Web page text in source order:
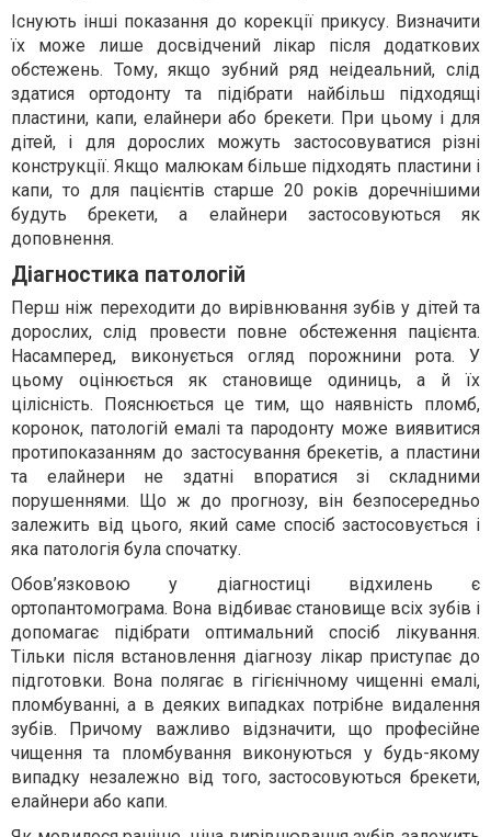
Існують інші показання до корекції прикусу. Визначити
їх може лише досвідчений лікар після додаткових
обстежень. Тому, якщо зубний ряд неідеальний, слід
здатися ортодонту та підібрати найбільш підходящі
пластини, капи, елайнери або брекети. При цьому і для
дітей, і для дорослих можуть застосовуватися різні
конструкції. Якщо малюкам більше підходять пластини і
капи, то для пацієнтів старше 20 років доречнішими
будуть брекети, а елайнери застосовуються як
доповнення.
Діагностика патологій
Перш ніж переходити до вирівнювання зубів у дітей та
дорослих, слід провести повне обстеження пацієнта.
Насамперед, виконується огляд порожнини рота. У
цьому оцінюється як становище одиниць, а й їх
цілісність. Пояснюється це тим, що наявність пломб,
коронок, патологій емалі та пародонту може виявитися
протипоказанням до застосування брекетів, а пластини
та елайнери не здатні впоратися зі складними
порушеннями. Що ж до прогнозу, він безпосередньо
залежить від цього, який саме спосіб застосовується і
яка патологія була спочатку.
Обов’язковою у діагностиці відхилень є
ортопантомограма. Вона відбиває становище всіх зубів і
допомагає підібрати оптимальний спосіб лікування.
Тільки після встановлення діагнозу лікар приступає до
підготовки. Вона полягає в гігієнічному чищенні емалі,
пломбуванні, а в деяких випадках потрібне видалення
зубів. Причому важливо відзначити, що професійне
чищення та пломбування виконуються у будь-якому
випадку незалежно від того, застосовуються брекети,
елайнери або капи.